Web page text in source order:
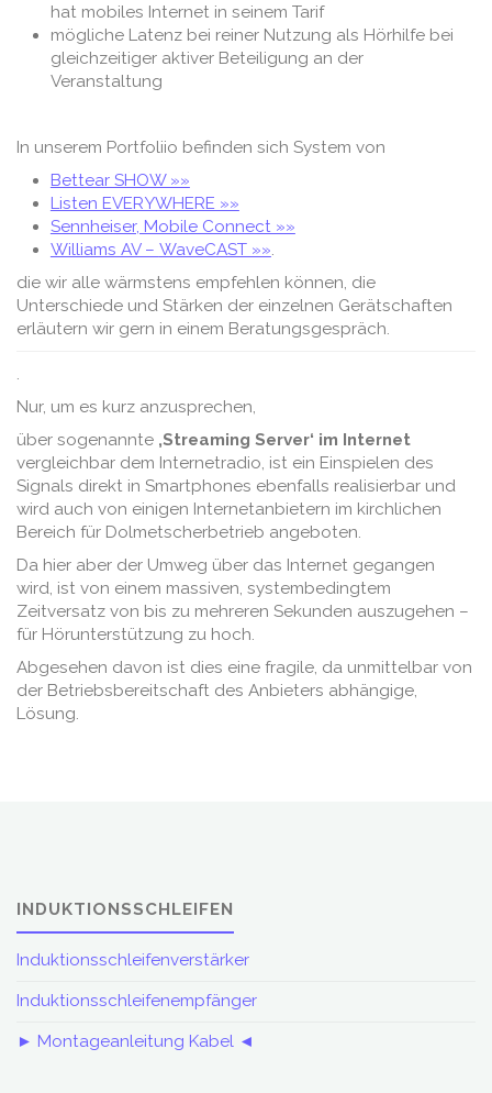
hat mobiles Internet in seinem Tarif
mögliche Latenz bei reiner Nutzung als Hörhilfe bei
gleichzeitiger aktiver Beteiligung an der
Veranstaltung
In unserem Portfoliio befinden sich System von
Bettear SHOW »»
Listen EVERYWHERE »»
Sennheiser, Mobile Connect »»
Williams AV – WaveCAST »».
die wir alle wärmstens empfehlen können, die
Unterschiede und Stärken der einzelnen Gerätschaften
erläutern wir gern in einem Beratungsgespräch.
Nur, um es kurz anzusprechen,
über sogenannte ‚Streaming Server‘ im Internet
vergleichbar dem Internetradio, ist ein Einspielen des
Signals direkt in Smartphones ebenfalls realisierbar und
wird auch von einigen Internetanbietern im kirchlichen
Bereich für Dolmetscherbetrieb angeboten.
Da hier aber der Umweg über das Internet gegangen
wird, ist von einem massiven, systembedingtem
Zeitversatz von bis zu mehreren Sekunden auszugehen –
für Hörunterstützung zu hoch.
Abgesehen davon ist dies eine fragile, da unmittelbar von
der Betriebsbereitschaft des Anbieters abhängige,
Lösung.
INDUKTIONSSCHLEIFEN
Induktionsschleifenverstärker
Induktionsschleifenempfänger
► Montageanleitung Kabel ◄